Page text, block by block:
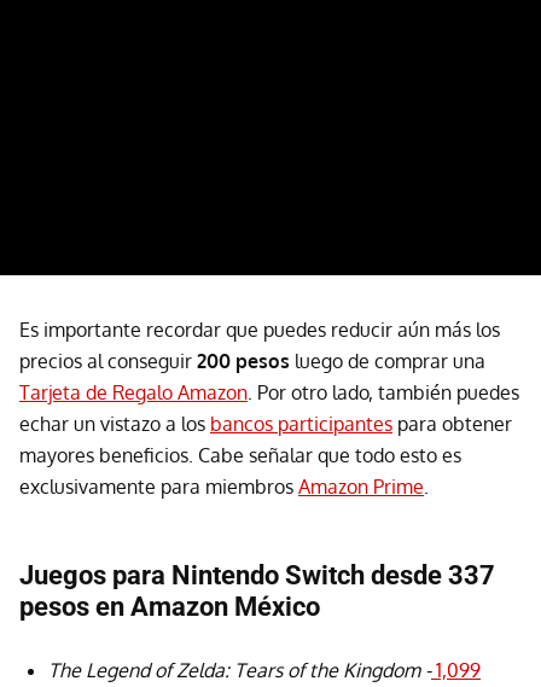
Es importante recordar que puedes reducir aún más los
precios al conseguir 200 pesos luego de comprar una
Tarjeta de Regalo Amazon . Por otro lado, también puedes
echar un vistazo a los bancos participantes para obtener
mayores beneficios. Cabe señalar que todo esto es
exclusivamente para miembros Amazon Prime
Juegos para Nintendo Switch desde 337
pesos en Amazon México
The Legend of Zelda: Tears of the Kingdom - 1,099